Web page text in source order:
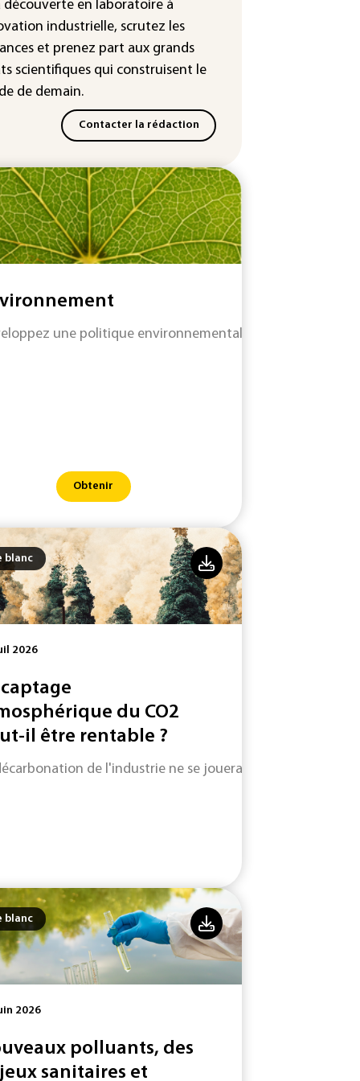
découverte en laboratoire à
industrielle, scrutez les
et prenez part aux grands
scientifiques qui construisent le
de demain.
Contacter la rédaction
une politique environnementale efficace tout en
Obtenir
blanc
2026
captage
du CO2
il être rentable ?
de l'industrie ne se jouera pas uniquement
blanc
2026
polluants, des
sanitaires et